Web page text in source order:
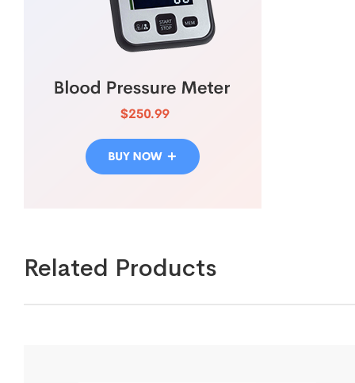
Related Products